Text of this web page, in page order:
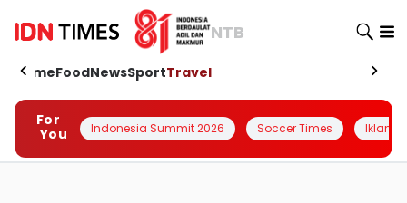
NTB
HomeFoodNewsSportTravel
For
You
Indonesia Summit 2026 Soccer Times Iklanin